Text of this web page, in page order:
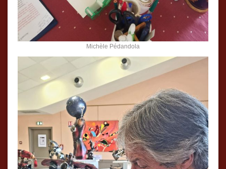
Michèle Pédandola